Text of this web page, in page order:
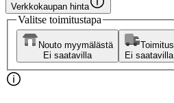
Verkkokaupan hinta
Valitse toimitustapa
Nouto myymälästä
Ei saatavilla
Toimitus
Ei saatavilla